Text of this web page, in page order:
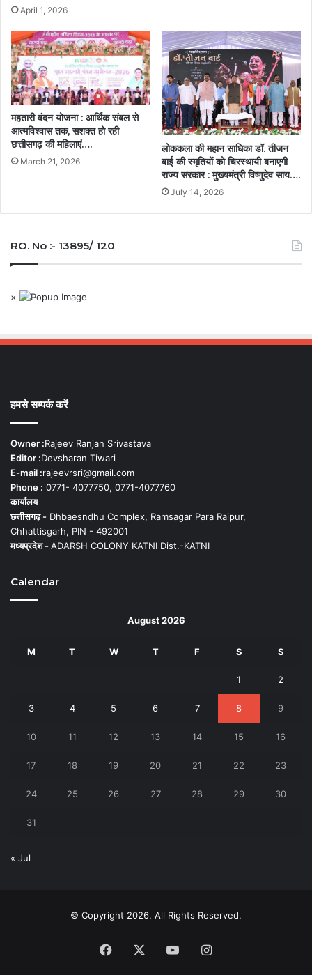
April 1, 2026
महतारी वंदन योजना : आर्थिक संबल से
आत्मविश्वास तक, सशक्त हो रही
छत्तीसगढ़ की महिलाएं….
March 21, 2026
लोककला की महान साधिका डॉ. तीजन
बाई की स्मृतियों को चिरस्थायी बनाएगी
राज्य सरकार : मुख्यमंत्री विष्णुदेव साय….
July 14, 2026
RO. No :- 13895/ 120
×
हमसे सम्पर्क करें
Owner :Rajeev Ranjan Srivastava
Editor :Devsharan Tiwari
E-mail :rajeevrsri@gmail.com
Phone : 0771- 4077750, 0771-4077760
कार्यालय
छत्तीसगढ़ - Dhbaesndhu Complex, Ramsagar Para Raipur,
Chhattisgarh, PIN - 492001
मध्यप्रदेश -ADARSH COLONY KATNI Dist.-KATNI
Calendar
August 2026
M T W T F S S
1 2
3 4 5 6 7 8 9
10 11 12 13 14 15 16
17 18 19 20 21 22 23
24 25 26 27 28 29 30
31
« Jul
© Copyright 2026, All Rights Reserved.
Facebook YouTubeInstagram